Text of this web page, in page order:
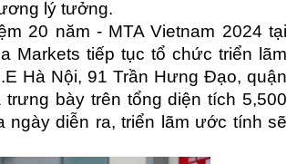
lý tưởng.
20 năm - MTA Vietnam 2024 tại
Markets tiếp tục tổ chức triển lãm
Hà Nội, 91 Trần Hưng Đạo, quận
bày trên tổng diện tích 5,500
ngày diễn ra, triển lãm ước tính sẽ